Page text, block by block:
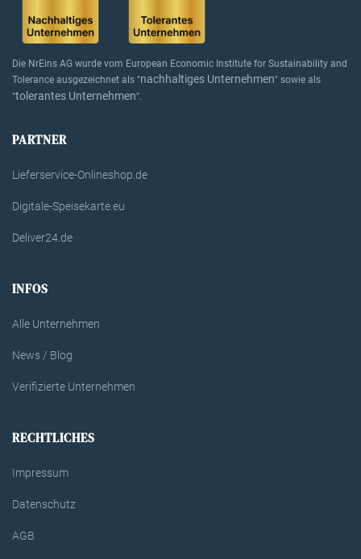
Die NrEins AG wurde vom European Economic Institute for Sustainability and
Tolerance ausgezeichnet als "nachhaltiges Unternehmen" sowie als
"tolerantes Unternehmen".
PARTNER
Lieferservice-Onlineshop.de
Digitale-Speisekarte.eu
Deliver24.de
INFOS
Alle Unternehmen
News / Blog
Verifizierte Unternehmen
RECHTLICHES
Impressum
Datenschutz
AGB